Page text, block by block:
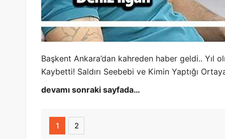
Başkent Ankara’dan kahreden haber geldi.. Yıl
Kaybetti! Saldırı Seebebi ve Kimin Yaptığı
devamı sonraki sayfada…
1 2